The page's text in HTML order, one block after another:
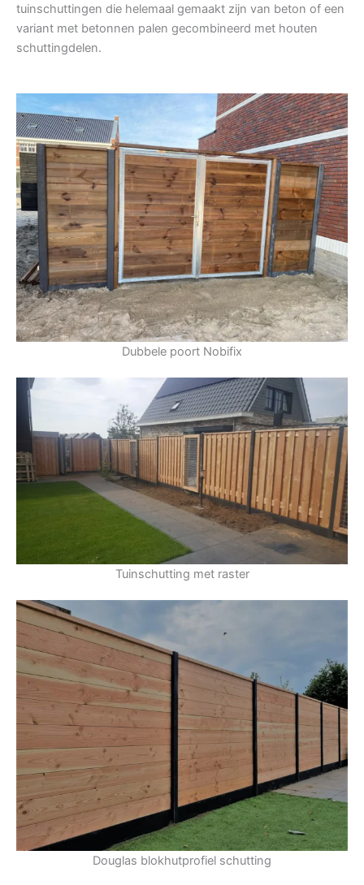
tuinschuttingen die helemaal gemaakt zijn van beton of een
variant met betonnen palen gecombineerd met houten
schuttingdelen.
Dubbele poort Nobifix
Tuinschutting met raster
Douglas blokhutprofiel schutting